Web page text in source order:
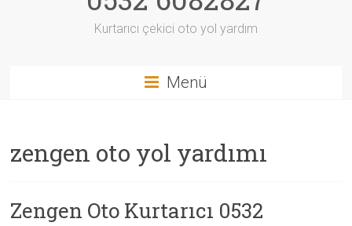
Kurtarıcı çekici oto yol yardım
Menü
zengen oto yol yardımı
Zengen Oto Kurtarıcı 0532